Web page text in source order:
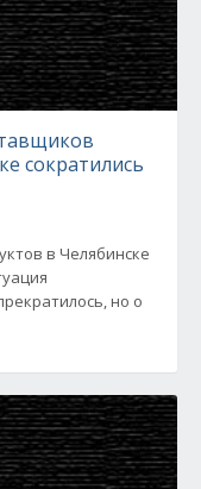
сократились
в Челябинске
но о